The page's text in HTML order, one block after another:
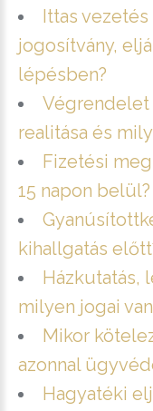
Ittas
jogosítvány,
lépésben?
Végrendelet
realitása és
Fizetési
15 napon belül?
kihallgatás
Házkutatás,
milyen jogai
Mikor
azonnal
Hagyatéki